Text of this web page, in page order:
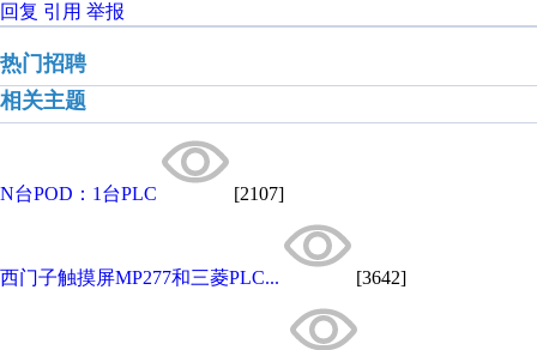
回复 引用 举报
热门招聘
相关主题
N台POD：1台PLC [2107]
西门子触摸屏MP277和三菱PLC... [3642]